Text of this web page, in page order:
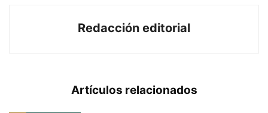
Redacción editorial
Artículos relacionados